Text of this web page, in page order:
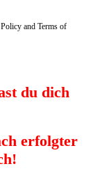
and Terms of
du dich
erfolgter